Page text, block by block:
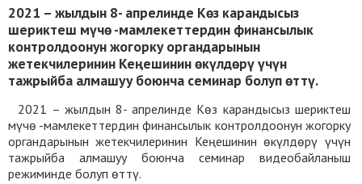
2021 – жылдын 8- апрелинде Көз карандысыз
шериктеш мүчө -мамлекеттердин финансылык
контролдоонун жогорку органдарынын
жетекчилеринин Кеңешинин өкүлдөрү үчүн
тажрыйба алмашуу боюнча семинар болуп өттү.
2021 – жылдын 8- апрелинде Көз карандысыз шериктеш
мүчө -мамлекеттердин финансылык контролдоонун жогорку
органдарынын жетекчилеринин Кеңешинин өкүлдөрү үчүн
тажрыйба алмашуу боюнча семинар видеобайланыш
режиминде болуп өттү.